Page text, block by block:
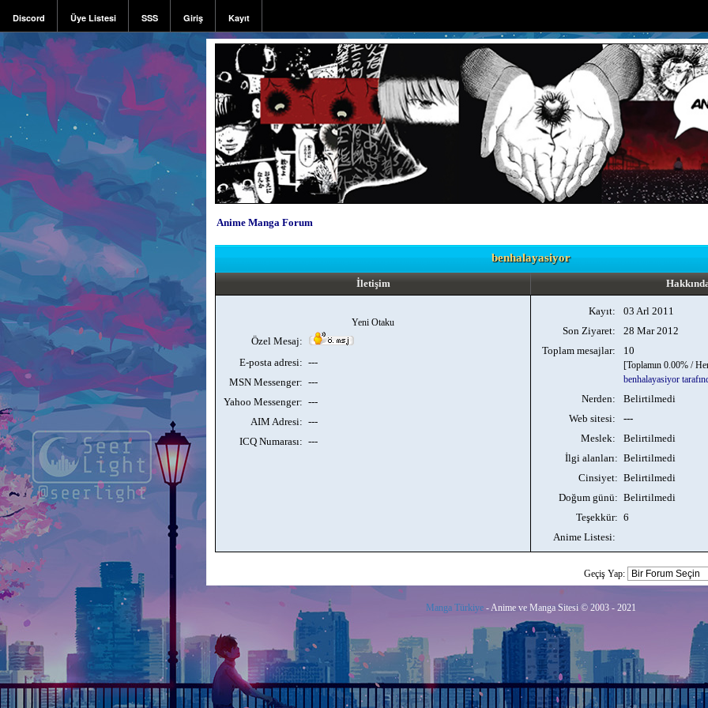
Discord Üye Listesi SSS Giriş Kayıt
Anime Manga Forum
benhalayasiyor
İletişim
Yeni Otaku
Özel Mesaj:
E-posta adresi: ---
MSN Messenger: ---
Yahoo Messenger: ---
AIM Adresi: ---
ICQ Numarası: ---
Kayıt:
03 Arl 2011
Son Ziyaret:
28 Mar 2012
Toplam mesajlar:
10
[Toplamın 0.00% /
benhalayasiyor
Nerden:
Belirtilmedi
Web sitesi:
---
Meslek:
Belirtilmedi
İlgi alanları: Belirtilmedi
Cinsiyet: Belirtilmedi
Doğum günü: Belirtilmedi
Teşekkür: 6
Anime Listesi:
Geçiş Yap:
Manga Türkiye - Anime ve Manga Sitesi © 2003 - 2021